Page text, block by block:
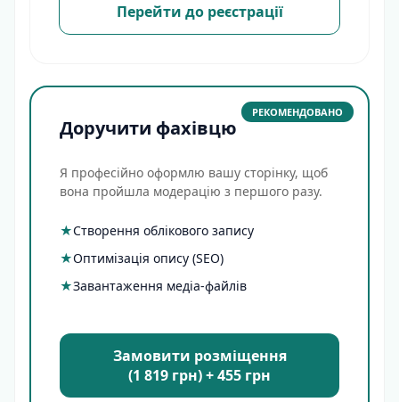
Перейти до реєстрації
РЕКОМЕНДОВАНО
Доручити фахівцю
Я професійно оформлю вашу сторінку, щоб
вона пройшла модерацію з першого разу.
★Створення облікового запису
★Оптимізація опису (SEO)
★Завантаження медіа-файлів
Замовити розміщення
(1 819 грн) + 455 грн